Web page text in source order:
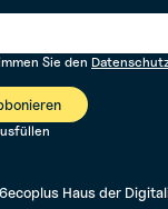
Sie den
ecoplus Haus der